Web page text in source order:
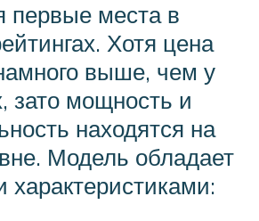
места в
Хотя цена
выше, чем у
зато мощность и
находятся на
Модель обладает